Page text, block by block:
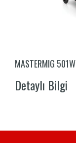
MASTERMIG 501W
Detaylı Bilgi